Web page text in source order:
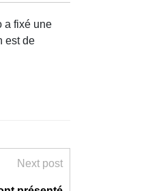
a fixé une
est de
Next post